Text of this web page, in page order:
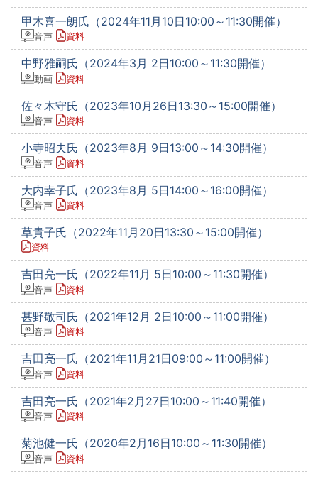
甲木喜一朗氏（2024年11月10日10:00～11:30開催）
音声 資料
中野雅嗣氏（2024年3月 2日10:00～11:30開催）
動画 資料
佐々木守氏（2023年10月26日13:30～15:00開催）
音声 資料
小寺昭夫氏（2023年8月 9日13:00～14:30開催）
音声 資料
大内幸子氏（2023年8月 5日14:00～16:00開催）
音声 資料
草貴子氏（2022年11月20日13:30～15:00開催）
資料
吉田亮一氏（2022年11月 5日10:00～11:30開催）
音声 資料
甚野敬司氏（2021年12月 2日10:00～11:00開催）
音声 資料
吉田亮一氏（2021年11月21日09:00～11:00開催）
音声 資料
吉田亮一氏（2021年2月27日10:00～11:40開催）
音声 資料
菊池健一氏（2020年2月16日10:00～11:30開催）
音声 資料